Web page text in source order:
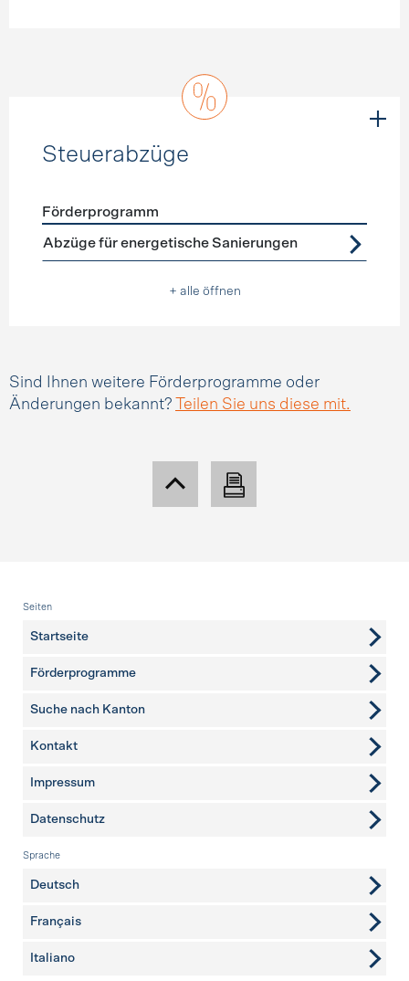
Steuerabzüge
Förderprogramme Steuerabzüge
Förderprogramm
Abzüge für energetische Sanierungen
+ alle öffnen
Sind Ihnen weitere Förderprogramme oder
Änderungen bekannt?
Teilen Sie uns diese mit.
Fusszeile
Seiten
Startseite
Förderprogramme
Suche nach Kanton
weitere Seiten
Kontakt
Impressum
Datenschutz
Sprache
Deutsch
Français
Italiano